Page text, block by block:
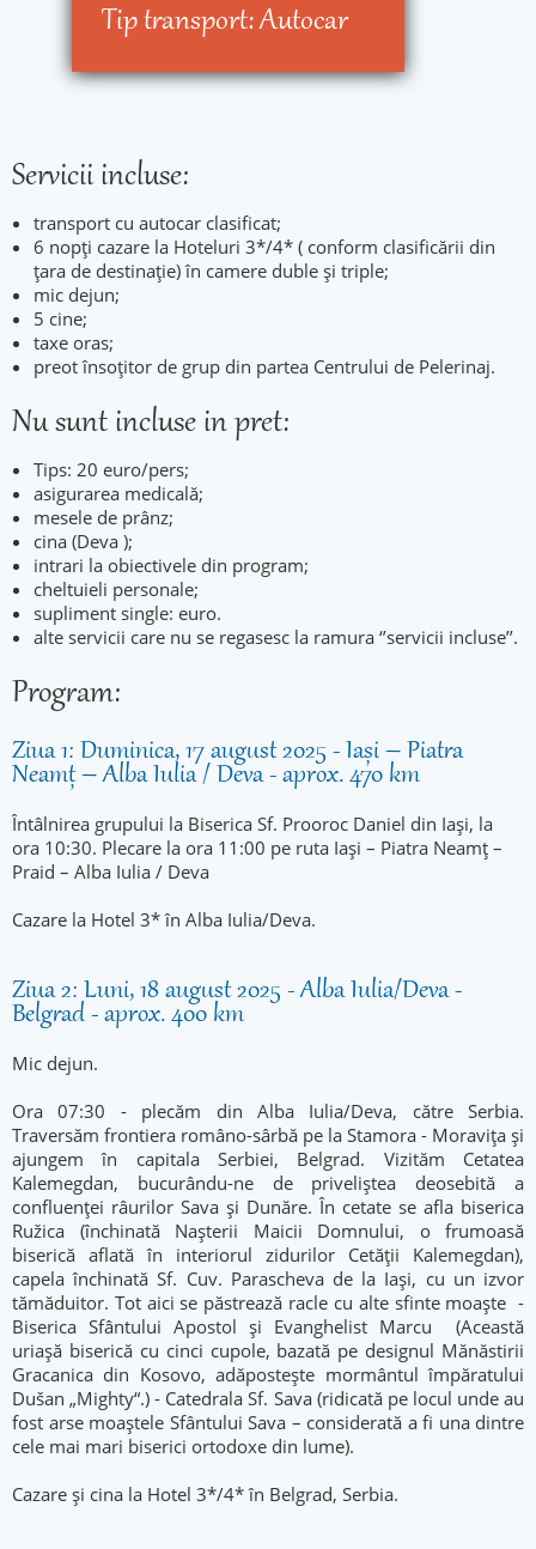
Tip transport:Autocar
Servicii incluse:
transport cu autocar clasificat;
6 nopți cazare la Hoteluri 3*/4* ( conform clasificării din
țara de destinație) în camere duble și triple;
mic dejun;
5 cine;
taxe oras;
preot însoțitor de grup din partea Centrului de Pelerinaj.
Nu sunt incluse in pret:
Tips: 20 euro/pers;
asigurarea medicală;
mesele de prânz;
cina (Deva );
intrari la obiectivele din program;
cheltuieli personale;
supliment single: euro.
alte servicii care nu se regasesc la ramura ‘’servicii incluse’’.
Program:
Ziua 1: Duminica, 17 august 2025 - Iași – Piatra
Neamț – Alba Iulia / Deva - aprox. 470 km
Întâlnirea grupului la Biserica Sf. Prooroc Daniel din Iași, la
ora 10:30. Plecare la ora 11:00 pe ruta Iași – Piatra Neamț –
Praid – Alba Iulia / Deva
Cazare la Hotel 3* în Alba Iulia/Deva.
Ziua 2: Luni, 18 august 2025 - Alba Iulia/Deva -
Belgrad - aprox. 400 km
Mic dejun.
Ora 07:30 - plecăm din Alba Iulia/Deva, către Serbia.
Traversăm frontiera româno-sârbă pe la Stamora - Moravița și
ajungem în capitala Serbiei, Belgrad. Vizităm Cetatea
Kalemegdan, bucurându-ne de priveliștea deosebită a
confluenței râurilor Sava și Dunăre. În cetate se afla biserica
Ružica (închinată Nașterii Maicii Domnului, o frumoasă
biserică aflată în interiorul zidurilor Cetății Kalemegdan),
capela închinată Sf. Cuv. Parascheva de la Iași, cu un izvor
tămăduitor. Tot aici se păstrează racle cu alte sfinte moaște -
Biserica Sfântului Apostol și Evanghelist Marcu (Această
uriașă biserică cu cinci cupole, bazată pe designul Mănăstirii
Gracanica din Kosovo, adăpostește mormântul împăratului
Dušan „Mighty“.) - Catedrala Sf. Sava (ridicată pe locul unde au
fost arse moaștele Sfântului Sava – considerată a fi una dintre
cele mai mari biserici ortodoxe din lume).
Cazare și cina la Hotel 3*/4* în Belgrad, Serbia.